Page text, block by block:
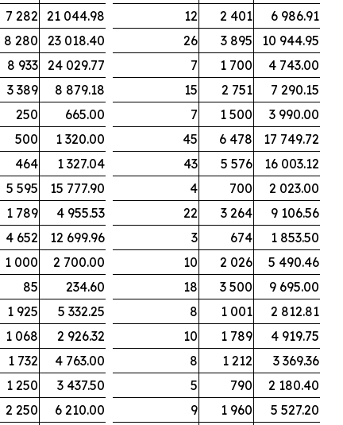
7 282 21 044.98 12 2 401
6 986.91
8 280 23 018.40 26 3 895
10 944.95
8 933 24 029.77 7 1 700
4 743.00
3 389 8 879.18 15 2 751
7 290.15
250 665.00 7 1 500
3 990.00
500 1 320.00 45 6 478
17 749.72
464 1 327.04 43 5 576
16 003.12
5 595 15 777.90 4 700
2 023.00
1 789 4 955.53 22 3 264
9 106.56
4 652 12 699.96 3 674
1 853.50
1 000 2 700.00 10 2 026
5 490.46
85 234.60 18 3 500
9 695.00
1 925 5 332.25 8 1 001
2 812.81
1 068 2 926.32 10 1 789
4 919.75
1 732 4 763.00 8 1 212
3 369.36
1 250 3 437.50 5 790
2 180.40
2 250 6 210.00 9 1 960
5 527.20